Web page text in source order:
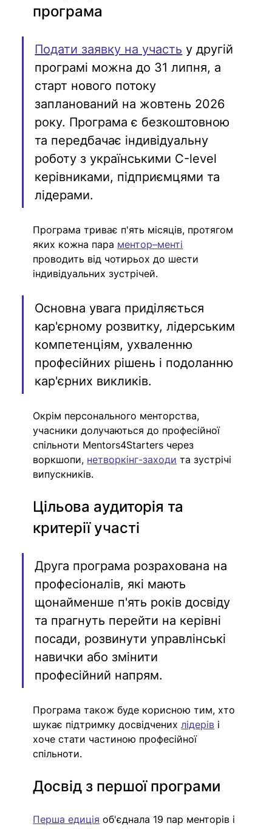
програма
Подати заявку на участь у другій
програмі можна до 31 липня, а
старт нового потоку
запланований на жовтень 2026
року. Програма є безкоштовною
та передбачає індивідуальну
роботу з українськими С-level
керівниками, підприємцями та
лідерами.
Програма триває п'ять місяців, протягом
яких кожна пара ментор–менті
проводить від чотирьох до шести
індивідуальних зустрічей.
Основна увага приділяється
кар'єрному розвитку, лідерським
компетенціям, ухваленню
професійних рішень і подоланню
кар'єрних викликів.
Окрім персонального менторства,
учасники долучаються до професійної
спільноти Mentors4Starters через
воркшопи, нетворкінг-заходи та зустрічі
випускників.
Цільова аудиторія та
критерії участі
Друга програма розрахована на
професіоналів, які мають
щонайменше п'ять років досвіду
та прагнуть перейти на керівні
посади, розвинути управлінські
навички або змінити
професійний напрям.
Програма також буде корисною тим, хто
шукає підтримку досвідчених лідерів і
хоче стати частиною професійної
спільноти.
Досвід з першої програми
Перша едиція об'єднала 19 пар менторів і